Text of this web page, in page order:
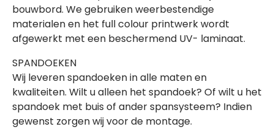
bouwbord. We gebruiken weerbestendige
materialen en het full colour printwerk wordt
afgewerkt met een beschermend UV- laminaat.
SPANDOEKEN
Wij leveren spandoeken in alle maten en
kwaliteiten. Wilt u alleen het spandoek? Of wilt u het
spandoek met buis of ander spansysteem? Indien
gewenst zorgen wij voor de montage.